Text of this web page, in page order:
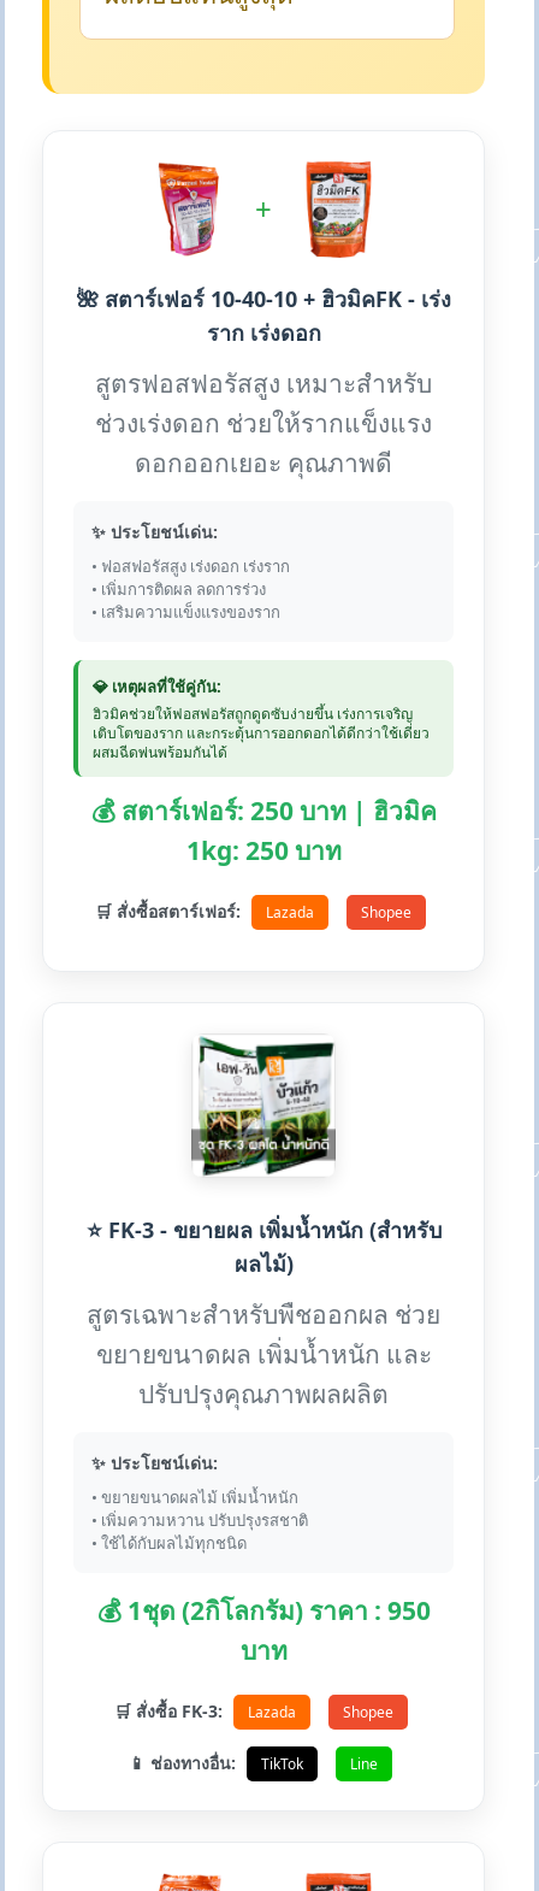
+
🌺 สตาร์เฟอร์ 10-40-10 + ฮิวมิคFK - เร่ง
ราก เร่งดอก
สูตรฟอสฟอรัสสูง เหมาะสำหรับ
ช่วงเร่งดอก ช่วยให้รากแข็งแรง
ดอกออกเยอะ คุณภาพดี
✨ ประโยชน์เด่น:
• ฟอสฟอรัสสูง เร่งดอก เร่งราก
• เพิ่มการติดผล ลดการร่วง
• เสริมความแข็งแรงของราก
💎 เหตุผลที่ใช้คู่กัน:
ฮิวมิคช่วยให้ฟอสฟอรัสถูกดูดซับง่ายขึ้น เร่งการเจริญ
เติบโตของราก และกระตุ้นการออกดอกได้ดีกว่าใช้เดี่ยว
ผสมฉีดพ่นพร้อมกันได้
💰 สตาร์เฟอร์: 250 บาท | ฮิวมิค
1kg: 250 บาท
🛒 สั่งซื้อสตาร์เฟอร์: Lazada Shopee
⭐ FK-3 - ขยายผล เพิ่มน้ำหนัก (สำหรับ
ผลไม้)
สูตรเฉพาะสำหรับพืชออกผล ช่วย
ขยายขนาดผล เพิ่มน้ำหนัก และ
ปรับปรุงคุณภาพผลผลิต
✨ ประโยชน์เด่น:
• ขยายขนาดผลไม้ เพิ่มน้ำหนัก
• เพิ่มความหวาน ปรับปรุงรสชาติ
• ใช้ได้กับผลไม้ทุกชนิด
💰 1ชุด (2กิโลกรัม) ราคา : 950
บาท
🛒 สั่งซื้อ FK-3: Lazada Shopee
📱 ช่องทางอื่น: TikTok Line